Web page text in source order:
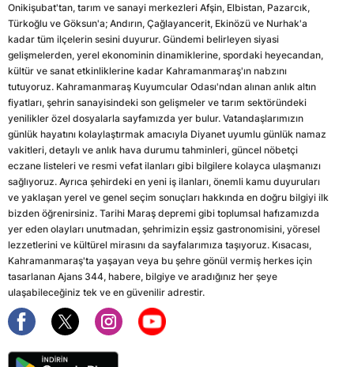
Onikişubat'tan, tarım ve sanayi merkezleri Afşin, Elbistan, Pazarcık,
Türkoğlu ve Göksun'a; Andırın, Çağlayancerit, Ekinözü ve Nurhak'a
kadar tüm ilçelerin sesini duyurur. Gündemi belirleyen siyasi
gelişmelerden, yerel ekonominin dinamiklerine, spordaki heyecandan,
kültür ve sanat etkinliklerine kadar Kahramanmaraş'ın nabzını
tutuyoruz. Kahramanmaraş Kuyumcular Odası'ndan alınan anlık altın
fiyatları, şehrin sanayisindeki son gelişmeler ve tarım sektöründeki
yenilikler özel dosyalarla sayfamızda yer bulur. Vatandaşlarımızın
günlük hayatını kolaylaştırmak amacıyla Diyanet uyumlu günlük namaz
vakitleri, detaylı ve anlık hava durumu tahminleri, güncel nöbetçi
eczane listeleri ve resmi vefat ilanları gibi bilgilere kolayca ulaşmanızı
sağlıyoruz. Ayrıca şehirdeki en yeni iş ilanları, önemli kamu duyuruları
ve yaklaşan yerel ve genel seçim sonuçları hakkında en doğru bilgiyi ilk
bizden öğrenirsiniz. Tarihi Maraş depremi gibi toplumsal hafızamızda
yer eden olayları unutmadan, şehrimizin eşsiz gastronomisini, yöresel
lezzetlerini ve kültürel mirasını da sayfalarımıza taşıyoruz. Kısacası,
Kahramanmaraş'ta yaşayan veya bu şehre gönül vermiş herkes için
tasarlanan Ajans 344, habere, bilgiye ve aradığınız her şeye
ulaşabileceğiniz tek ve en güvenilir adrestir.